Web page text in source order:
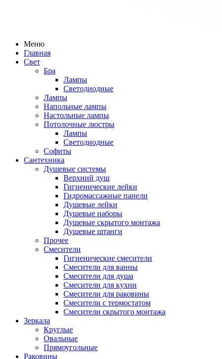
Меню
Главная
Свет
Бра
Лампы
Светодиодные
Лампы
Напольные лампы
Настольные лампы
Потолочные люстры
Лампы
Светодиодные
Софиты
Сантехника
Душевые системы
Верхний душ
Гигиенические лейки
Гидромассажные панели
Душевые лейки
Душевые наборы
Душевые скрытого монтажа
Душевые штанги
Прочее
Смесители
Гигиенические смесители
Смесители для ванны
Смесители для душа
Смесители для кухни
Смесители для раковины
Смесители с термостатом
Смесители скрытого монтажа
Зеркала
Круглые
Овальные
Прямоугольные
Раковины